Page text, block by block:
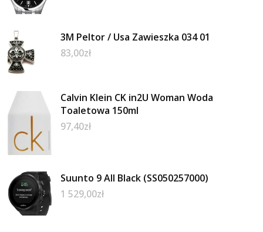
3M Peltor / Usa Zawieszka 034 01
83,00zł
Calvin Klein CK in2U Woman Woda
Toaletowa 150ml
97,40zł
Suunto 9 All Black (SS050257000)
1 529,00zł